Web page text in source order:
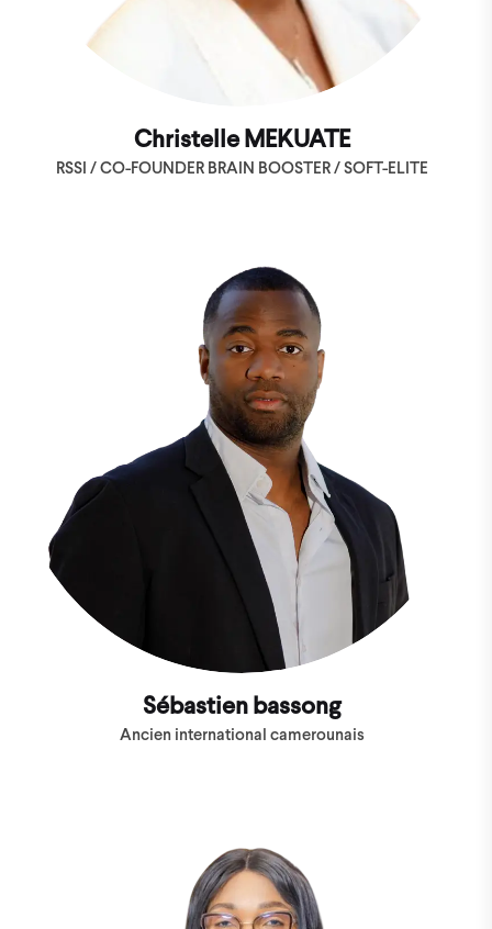
Christelle MEKUATE
RSSI / CO-FOUNDER BRAIN BOOSTER / SOFT-ELITE
Sébastien bassong
Ancien international camerounais